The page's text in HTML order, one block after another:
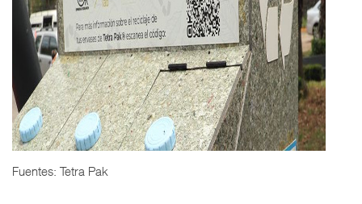
Fuentes: Tetra Pak